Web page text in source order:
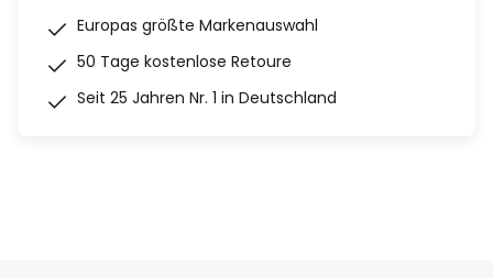
Europas größte Markenauswahl
50 Tage kostenlose Retoure
Seit 25 Jahren Nr. 1 in Deutschland